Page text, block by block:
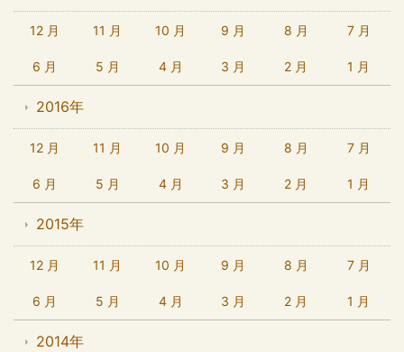
12 月 11 月 10 月 9 月 8 月 7 月
6 月 5 月 4 月 3 月 2 月 1 月
2016年
12 月 11 月 10 月 9 月 8 月 7 月
6 月 5 月 4 月 3 月 2 月 1 月
2015年
12 月 11 月 10 月 9 月 8 月 7 月
6 月 5 月 4 月 3 月 2 月 1 月
2014年